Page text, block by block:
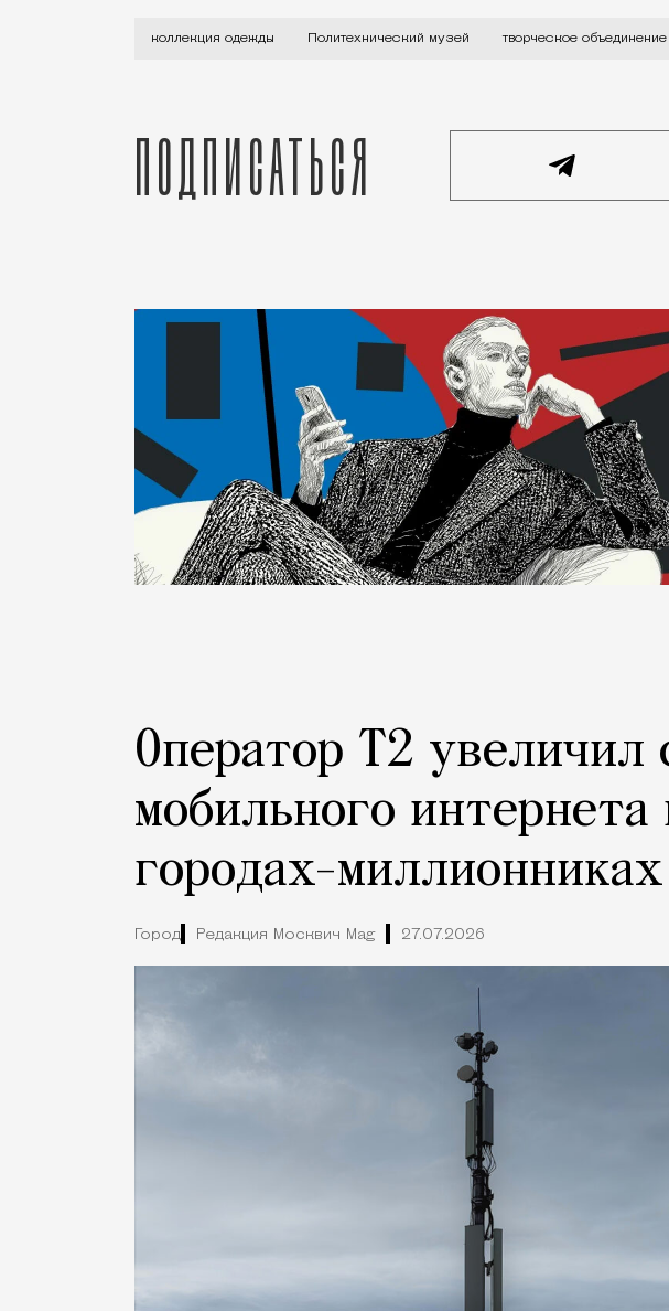
Похоже, в 2022 году каждая уважающая себя
коллекция одежды Политехнический музей творческое
Подписаться
Город
Оператор Т2 увеличил
мобильного интернета
городах-миллионниках
Город Редакция Москвич Mag 27.07.2026